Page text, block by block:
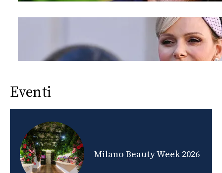
Eventi
Milano Beauty Week 2026